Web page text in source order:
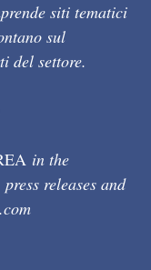
siti tematici
sul
del settore.
in the
releases and